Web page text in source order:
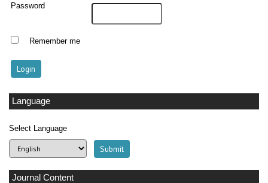
Password
Remember me
Language
Select Language
Journal Content